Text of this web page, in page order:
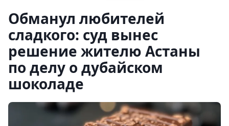
Обманул любителей
сладкого: суд вынес
решение жителю Астаны
по делу о дубайском
шоколаде